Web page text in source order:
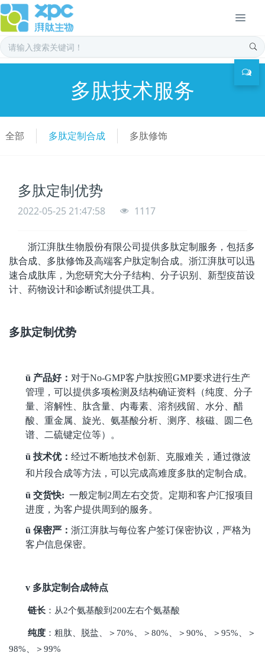
多肽技术服务
全部 多肽定制合成 多肽修饰
多肽定制优势
2022-05-25 21:47:58 1117
浙江湃肽生物股份有限公司提供多肽定制服务，包括多
肽合成、多肽修饰及高端客户肽定制合成。浙江湃肽可以迅
速合成肽库，为您研究大分子结构、分子识别、新型疫苗设
计、药物设计和诊断试剂提供工具。
多肽定制优势
ü 产品好： 对于No-GMP客户肽按照GMP要求进行生产
管理，可以提供多项检测及结构确证资料（纯度、分子
量、溶解性、肽含量、内毒素、溶剂残留、水分、醋
酸、重金属、旋光、氨基酸分析、测序、核磁、圆二色
谱、二硫键定位等）。
ü 技术优： 经过不断地技术创新、克服难关，通过微波
和片段合成等方法， 可以完成高难度多肽的定制合成。
ü 交货快: 一般定制 2周左右交货。定期和客户汇报项目
进度，为客户提供周到的服务。
ü 保密严 ： 浙江湃肽与每位客户签订保密协议，严格为
客户信息保密。
v 多肽定制合成特点
链长 ：从2个氨基酸到200左右个氨基酸
纯度 ：粗肽、脱盐、＞ 70%、＞80%、＞90%、＞95%、＞
98%、＞99%